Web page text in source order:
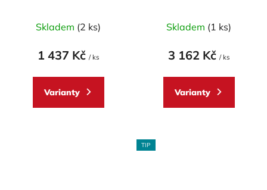
60 mm)
Skladem (2 ks)
1 437 Kč / ks
Varianty
hodnocení
produktu
5,0
z
Skladem (1 ks)
3 162 Kč / ks
Varianty
TIP